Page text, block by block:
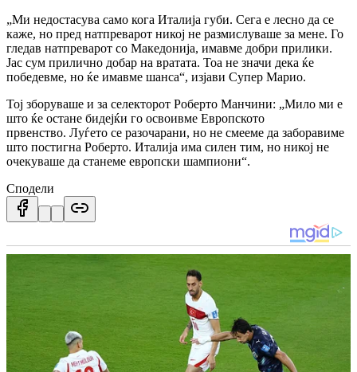
„Ми недостасува само кога Италија губи. Сега е лесно да се
каже, но пред натпреварот никој не размислуваше за мене. Го
гледав натпреварот со Македонија, имавме добри прилики.
Јас сум прилично добар на вратата. Тоа не значи дека ќе
победевме, но ќе имавме шанса“, изјави Супер Марио.
Тој зборуваше и за селекторот Роберто Манчини: „Мило ми е
што ќе остане бидејќи го освоивме Европското
првенство. Луѓето се разочарани, но не смееме да заборавиме
што постигна Роберто. Италија има силен тим, но никој не
очекуваше да станеме европски шампиони“.
Сподели